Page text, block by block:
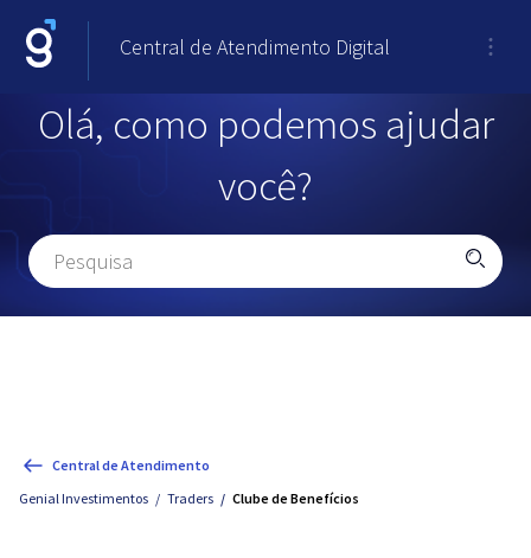
Central de Atendimento Digital
Olá, como podemos ajudar
você?
Central de Atendimento
Genial Investimentos
Traders Clube de Benefícios